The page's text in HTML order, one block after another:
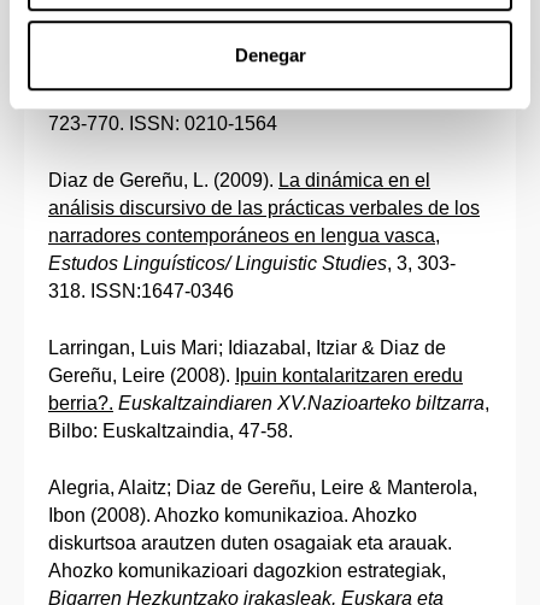
Denegar
Garcia Azkoaga, Ines & Diaz de Gereñu, Leire
interakzionismoaren argitara: kohesio
mekanismoek esaten digutena, Euskera, 54 (2-1),
723-770. ISSN: 0210-1564
Diaz de Gereñu, L. (2009). La dinámica en el
análisis discursivo de las prácticas verbales de los
narradores contemporáneos en lengua vasca,
Estudos Linguísticos/ Linguistic Studies, 3, 303-
318. ISSN:1647-0346
Larringan, Luis Mari; Idiazabal, Itziar & Diaz de
Gereñu, Leire (2008). Ipuin kontalaritzaren eredu
berria?. Euskaltzaindiaren XV.Nazioarteko biltzarra,
Bilbo: Euskaltzaindia, 47-58.
Alegria, Alaitz; Diaz de Gereñu, Leire & Manterola,
Ibon (2008). Ahozko komunikazioa. Ahozko
diskurtsoa arautzen duten osagaiak eta arauak.
Ahozko komunikazioari dagozkion estrategiak,
Bigarren Hezkuntzako irakasleak. Euskara eta